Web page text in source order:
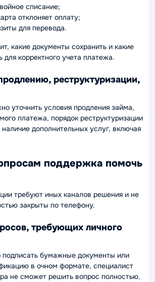
списание;
отклоняет оплату;
для перевода.
какие документы сохранить и какие
для корректного учета платежа.
реструктуризации,
уточнить условия продления займа,
платежа, порядок реструктуризации
дополнительных услуг, включая
поддержка помочь
требуют иных каналов решения и не
закрыты по телефону.
требующих личного
подписать бумажные документы или
в очном формате, специалист
не сможет решить вопрос полностью.